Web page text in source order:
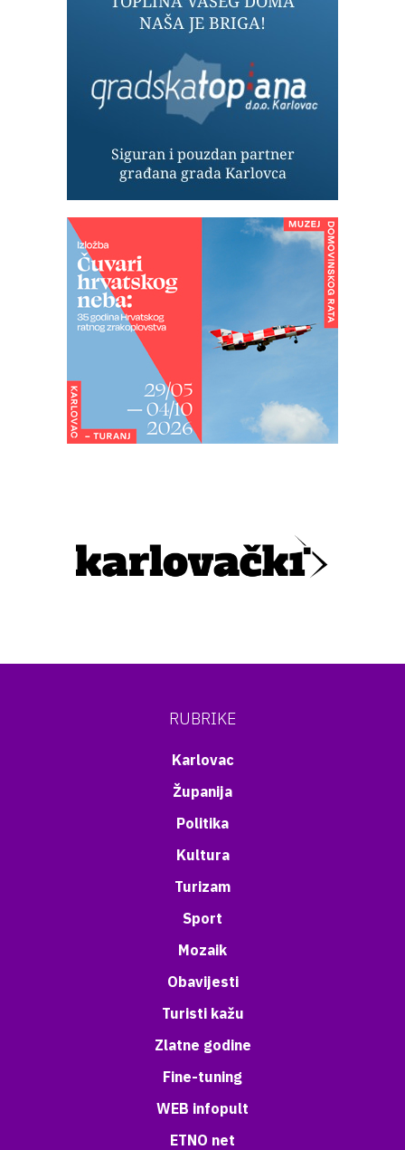
RUBRIKE
Karlovac
Županija
Politika
Kultura
Turizam
Sport
Mozaik
Obavijesti
Turisti kažu
Zlatne godine
Fine-tuning
WEB infopult
ETNO net